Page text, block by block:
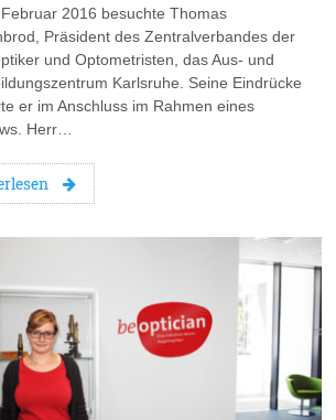
2016 besuchte Thomas
Präsident des Zentralverbandes der
und Optometristen, das Aus- und
Karlsruhe. Seine Eindrücke
er im Anschluss im Rahmen eines
Herr…